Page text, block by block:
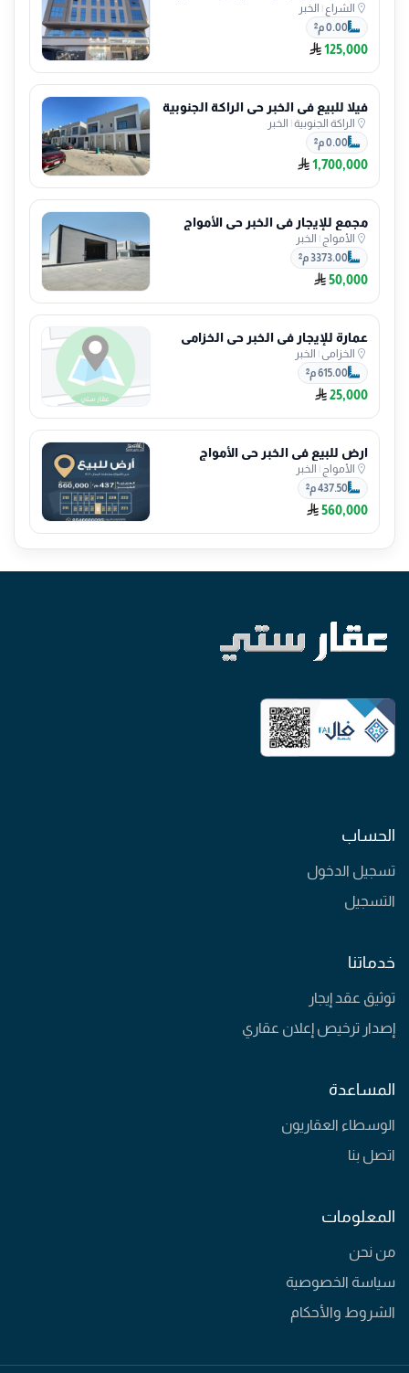
الشراع | الخبر
0.00 م²
125,000
فيلا للبيع في الخبر حي الراكة الجنوبية
الراكة الجنوبية| الخبر
0.00 م²
1,700,000
مجمع للإيجار في الخبر حي الأمواج
الأمواج | الخبر
3373.00 م²
50,000
عمارة للإيجار في الخبر حي الخزامى
الخزامى | الخبر
615.00 م²
25,000
ارض للبيع في الخبر حي الأمواج
الأمواج | الخبر
437.50 م²
560,000
الحساب
تسجيل الدخول
التسجيل
خدماتنا
توثيق عقد إيجار
إصدار ترخيص إعلان عقاري
المساعدة
الوسطاء العقاريون
اتصل بنا
المعلومات
من نحن
سياسة الخصوصية
الشروط والأحكام